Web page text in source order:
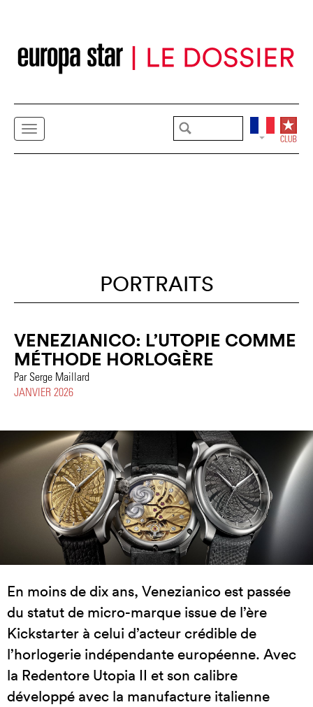
PORTRAITS
VENEZIANICO: L’UTOPIE COMME
MÉTHODE HORLOGÈRE
Par Serge Maillard
JANVIER 2026
En moins de dix ans, Venezianico est passée
du statut de micro-marque issue de l’ère
Kickstarter à celui d’acteur crédible de
l’horlogerie indépendante européenne. Avec
la Redentore Utopia II et son calibre
développé avec la manufacture italienne